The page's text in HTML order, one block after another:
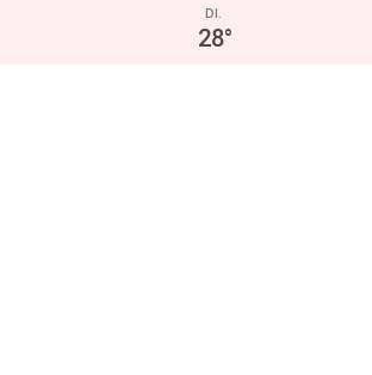
DI.
28°